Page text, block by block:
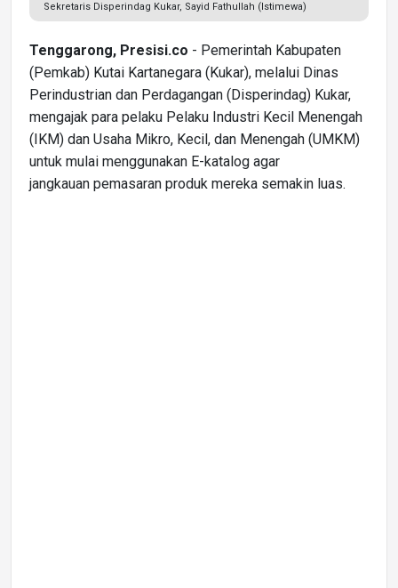
Sekretaris Disperindag Kukar, Sayid Fathullah (Istimewa)
Tenggarong, Presisi.co - Pemerintah Kabupaten
(Pemkab) Kutai Kartanegara (Kukar), melalui Dinas
Perindustrian dan Perdagangan (Disperindag) Kukar,
mengajak para pelaku Pelaku Industri Kecil Menengah
(IKM) dan Usaha Mikro, Kecil, dan Menengah (UMKM)
untuk mulai menggunakan E-katalog agar
jangkauan pemasaran produk mereka semakin luas.